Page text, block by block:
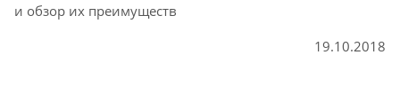
и обзор их преимуществ
19.10.2018